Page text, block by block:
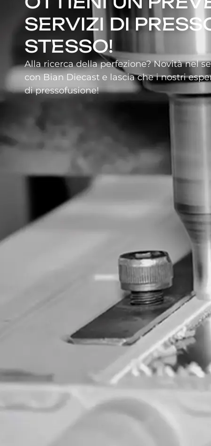
SERVIZI DI
STESSO!
Alla ricerca della perfezione? Novità nel
con Bian Diecast e lascia che i nostri
di pressofusione!